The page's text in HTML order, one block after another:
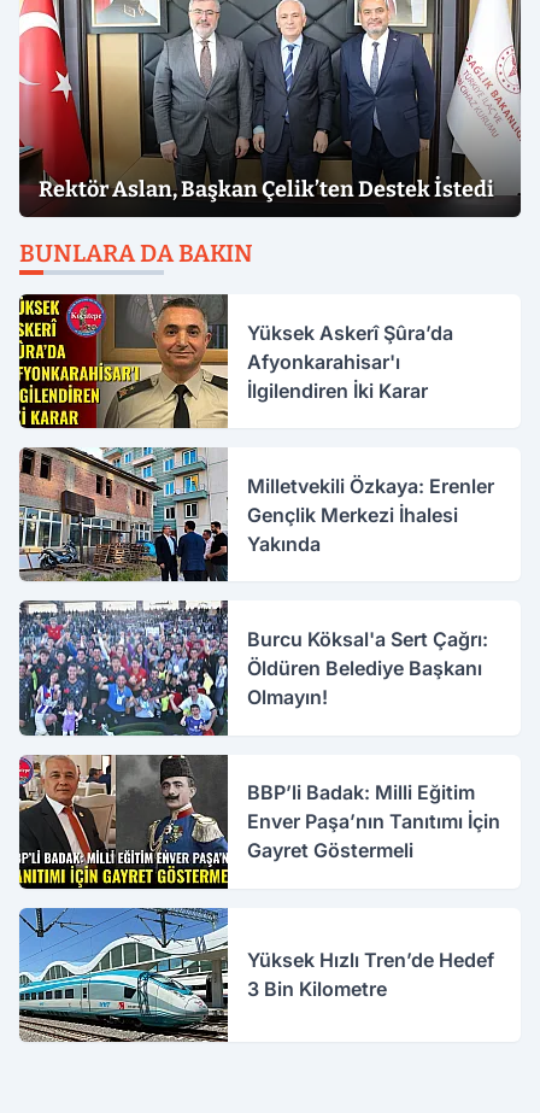
Rektör Aslan, Başkan Çelik’ten Destek İstedi
BUNLARA DA BAKIN
Yüksek Askerî Şûra’da
Afyonkarahisar'ı
İlgilendiren İki Karar
Milletvekili Özkaya: Erenler
Gençlik Merkezi İhalesi
Yakında
Burcu Köksal'a Sert Çağrı:
Öldüren Belediye Başkanı
Olmayın!
BBP’li Badak: Milli Eğitim
Enver Paşa’nın Tanıtımı İçin
Gayret Göstermeli
Yüksek Hızlı Tren’de Hedef
3 Bin Kilometre